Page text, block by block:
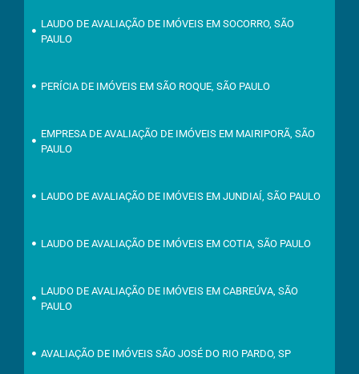
LAUDO DE AVALIAÇÃO DE IMÓVEIS EM SOCORRO, SÃO
PAULO
PERÍCIA DE IMÓVEIS EM SÃO ROQUE, SÃO PAULO
EMPRESA DE AVALIAÇÃO DE IMÓVEIS EM MAIRIPORÃ, SÃO
PAULO
LAUDO DE AVALIAÇÃO DE IMÓVEIS EM JUNDIAÍ, SÃO PAULO
LAUDO DE AVALIAÇÃO DE IMÓVEIS EM COTIA, SÃO PAULO
LAUDO DE AVALIAÇÃO DE IMÓVEIS EM CABREÚVA, SÃO
PAULO
AVALIAÇÃO DE IMÓVEIS SÃO JOSÉ DO RIO PARDO, SP